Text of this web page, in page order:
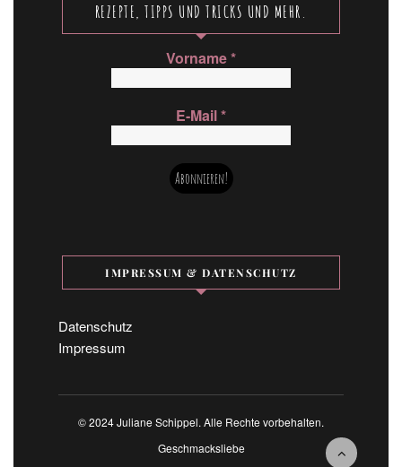
REZEPTE, TIPPS UND TRICKS UND MEHR.
Vorname*
E-Mail*
IMPRESSUM & DATENSCHUTZ
Datenschutz
Impressum
© 2024 Juliane Schippel. Alle Rechte vorbehalten.
Geschmacksliebe